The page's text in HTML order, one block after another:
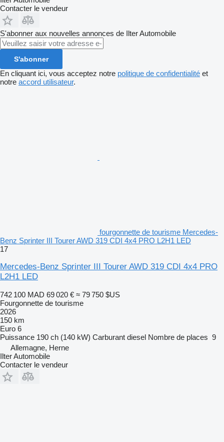
Contacter le vendeur
S'abonner aux nouvelles annonces de Ilter Automobile
S'abonner
En cliquant ici, vous acceptez notre politique de confidentialité et
notre accord utilisateur.
fourgonnette de tourisme Mercedes-
Benz Sprinter III Tourer AWD 319 CDI 4x4 PRO L2H1 LED
17
Mercedes-Benz Sprinter III Tourer AWD 319 CDI 4x4 PRO
L2H1 LED
742 100 MAD 69 020 € ≈ 79 750 $US
Fourgonnette de tourisme
2026
150 km
Euro 6
Puissance 190 ch (140 kW) Carburant diesel Nombre de places 9
Allemagne, Herne
Ilter Automobile
Contacter le vendeur